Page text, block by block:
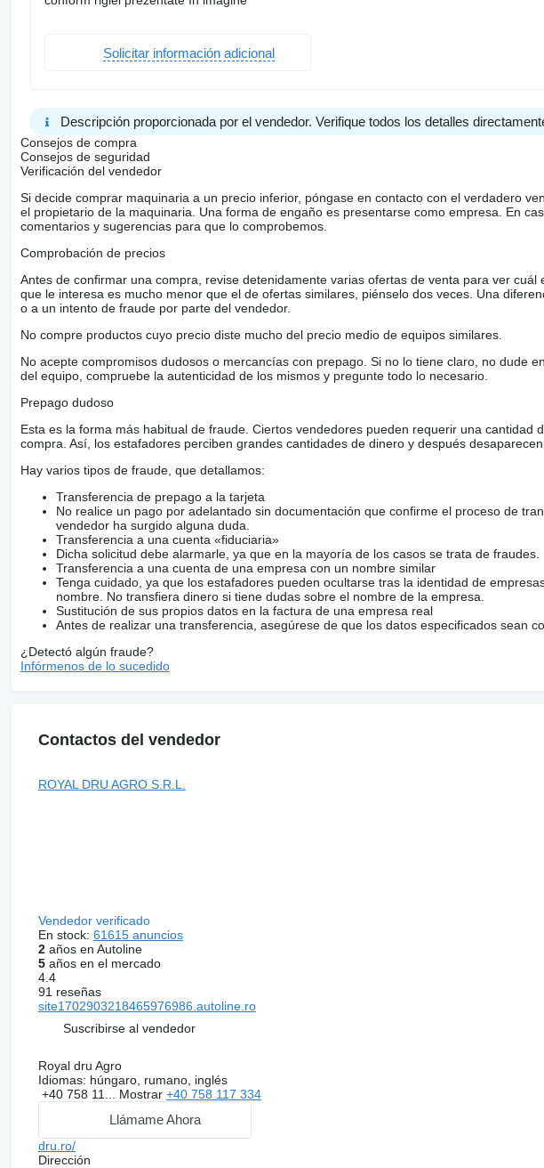
Solicitar información adicional
Descripción proporcionada por el vendedor. Verifique todos los detalles
Consejos de compra
Consejos de seguridad
Verificación del vendedor
Si decide comprar maquinaria a un precio inferior, póngase en contacto con el verdadero
el propietario de la maquinaria. Una forma de engaño es presentarse como empresa. En
comentarios y sugerencias para que lo comprobemos.
Comprobación de precios
Antes de confirmar una compra, revise detenidamente varias ofertas de venta para ver
que le interesa es mucho menor que el de ofertas similares, piénselo dos veces. Una
o a un intento de fraude por parte del vendedor.
No compre productos cuyo precio diste mucho del precio medio de equipos similares.
No acepte compromisos dudosos o mercancías con prepago. Si no lo tiene claro, no dude
del equipo, compruebe la autenticidad de los mismos y pregunte todo lo necesario.
Prepago dudoso
Esta es la forma más habitual de fraude. Ciertos vendedores pueden requerir una cantidad
compra. Así, los estafadores perciben grandes cantidades de dinero y después desaparecen
Hay varios tipos de fraude, que detallamos:
Transferencia de prepago a la tarjeta
No realice un pago por adelantado sin documentación que confirme el proceso de
vendedor ha surgido alguna duda.
Transferencia a una cuenta «fiduciaria»
Dicha solicitud debe alarmarle, ya que en la mayoría de los casos se trata de fraudes.
Transferencia a una cuenta de una empresa con un nombre similar
Tenga cuidado, ya que los estafadores pueden ocultarse tras la identidad de
nombre. No transfiera dinero si tiene dudas sobre el nombre de la empresa.
Sustitución de sus propios datos en la factura de una empresa real
Antes de realizar una transferencia, asegúrese de que los datos especificados sean
¿Detectó algún fraude?
Infórmenos de lo sucedido
Contactos del vendedor
ROYAL DRU AGRO S.R.L.
Vendedor verificado
En stock: 61615 anuncios
2años en Autoline
5años en el mercado
4.4
91 reseñas
site1702903218465976986.autoline.ro
Suscribirse al vendedor
Royal dru Agro
Idiomas: húngaro, rumano, inglés
+40 758 11... Mostrar +40 758 117 334
Llámame Ahora
dru.ro/
Dirección